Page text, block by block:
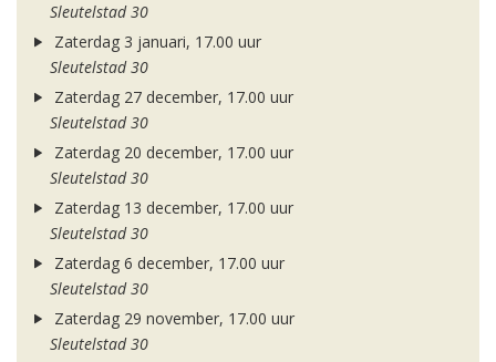
Sleutelstad 30
Zaterdag 3 januari, 17.00 uur
Sleutelstad 30
Zaterdag 27 december, 17.00 uur
Sleutelstad 30
Zaterdag 20 december, 17.00 uur
Sleutelstad 30
Zaterdag 13 december, 17.00 uur
Sleutelstad 30
Zaterdag 6 december, 17.00 uur
Sleutelstad 30
Zaterdag 29 november, 17.00 uur
Sleutelstad 30